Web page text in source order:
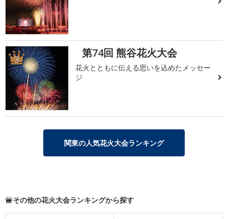
3 第74回 熊谷花火大会
花火とともに伝える思いを込めたメッセー
ジ
関東の人気花火大会ランキング
その他の花火大会ランキングから探す